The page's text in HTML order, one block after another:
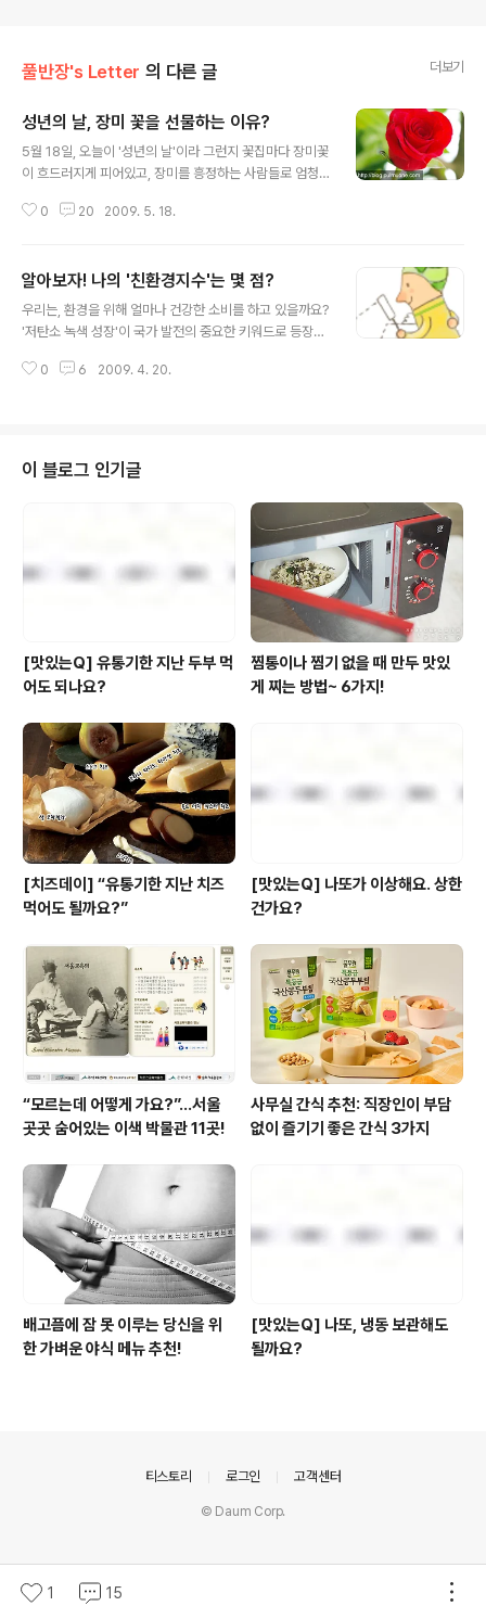
풀반장's Letter 의 다른 글 더보기
성년의 날, 장미 꽃을 선물하는 이유?
5월 18일, 오늘이 '성년의 날'이라 그런지 꽃집마다 장미꽃
이 흐드러지게 피어있고, 장미를 흥정하는 사람들로 엄청
다지요. 흠흠. 흠- 혹시 '성년의 날'에 왜 장미꽃을 선물하는
에, 스무살의 '열정'에 어울리는 꽃으로 장미를 선물하게 된
게 아닐까.. 하는 '아주 개인적인 편견에 의한' 추측을 해보
는 풀반장. ㅎㅎ (지금 긴급속보에 의하면, 사랑을 할 수 있
다. 빨간 장미의 꽃말 중엔 '열렬한 사랑'도 있으니까요.오
0 20 2009. 5. 18.
알아보자! 나의 '친환경지수'는 몇 점?
우리는, 환경을 위해 얼마나 건강한 소비를 하고 있을까요?
'저탄소 녹색 성장'이 국가 발전의 중요한 키워드로 등장하
고 있습니다. 이제는 환경까지 생각하는 '똑똑하고 지혜로
t'엔 조금 움찔합니다만, 이건 재미로 풀어보는 나만의 체크
이지요~) 아래 질문을 잘 읽고 해당하는 항목에 체크해 난
얼마나 건강하게 소비하고 있는지, 를 확인해 보시기 바랍
니다. (모두가 '아니오'라고 대답할때, 우리 풀사이 가족들
은 '예'라고 대답하길 바라면서, 시작~!) 1. 물건을 선택..
0 6 2009. 4. 20.
이 블로그 인기글
[맛있는Q] 유통기한 지난 두부 먹
어도 되나요?
찜통이나 찜기 없을 때 만두 맛있
게 찌는 방법~ 6가지!
[치즈데이] “유통기한 지난 치즈
먹어도 될까요?”
[맛있는Q] 나또가 이상해요. 상한
건가요?
“모르는데 어떻게 가요?”...서울
곳곳 숨어있는 이색 박물관 11곳!
사무실 간식 추천: 직장인이 부담
없이 즐기기 좋은 간식 3가지
배고픔에 잠 못 이루는 당신을 위
한 가벼운 야식 메뉴 추천!
[맛있는Q] 나또, 냉동 보관해도
될까요?
1 15
티스토리 로그인 고객센터
© Daum Corp.